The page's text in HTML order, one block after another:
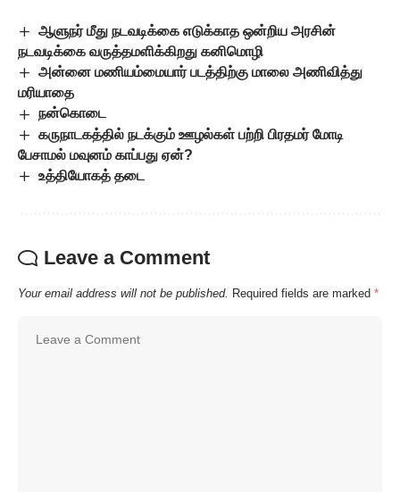
ஆளுநர் மீது நடவடிக்கை எடுக்காத ஒன்றிய அரசின்
நடவடிக்கை வருத்தமளிக்கிறது கனிமொழி
அன்னை மணியம்மையார் படத்திற்கு மாலை அணிவித்து
மரியாதை
நன்கொடை
கருநாடகத்தில் நடக்கும் ஊழல்கள் பற்றி பிரதமர் மோடி
பேசாமல் மவுனம் காப்பது ஏன்?
உத்தியோகத் தடை
Leave a Comment
Your email address will not be published. Required fields are marked *